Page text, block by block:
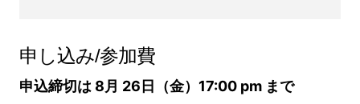
申し込み/参加費
申込締切は 8月 26日（金）17:00 pm まで